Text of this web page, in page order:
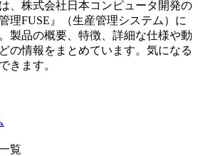
、 株式会社日本コンピュータ開発の
理FUSE 』（生産管理システム ）に
製品の概要、特徴、詳細な仕様や動
の情報をまとめています。気になる
きます。
覧